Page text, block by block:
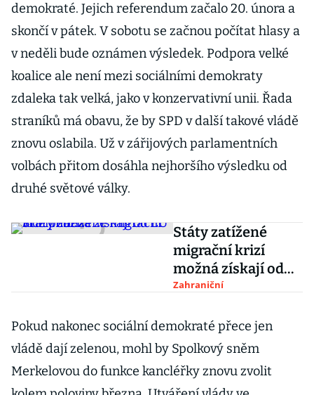
demokraté. Jejich referendum začalo 20. února a
skončí v pátek. V sobotu se začnou počítat hlasy a
v neděli bude oznámen výsledek. Podpora velké
koalice ale není mezi sociálními demokraty
zdaleka tak velká, jako v konzervativní unii. Řada
straníků má obavu, že by SPD v další takové vládě
znovu oslabila. Už v zářijových parlamentních
volbách přitom dosáhla nejhoršího výsledku od
druhé světové války.
Státy zatížené
migrační krizí
možná získají od
EU více peněz
Zahraniční
Pokud nakonec sociální demokraté přece jen
vládě dají zelenou, mohl by Spolkový sněm
Merkelovou do funkce kancléřky znovu zvolit